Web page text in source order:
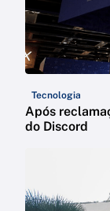
Tecnologia
Após
do Discord